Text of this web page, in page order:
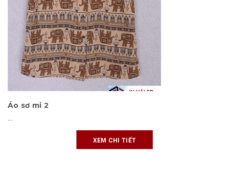
Áo sơ mi 2
...
XEM CHI TIẾT